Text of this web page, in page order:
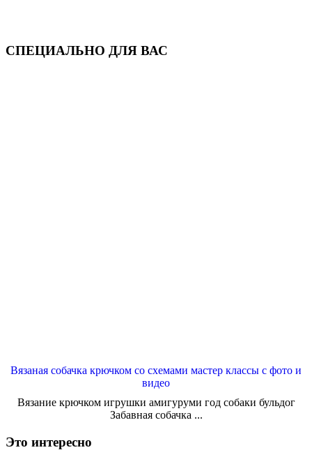
СПЕЦИАЛЬНО ДЛЯ ВАС
Вязаная собачка крючком со схемами мастер классы с фото и
видео
Вязание крючком игрушки амигуруми год собаки бульдог
Забавная собачка ...
Это интересно